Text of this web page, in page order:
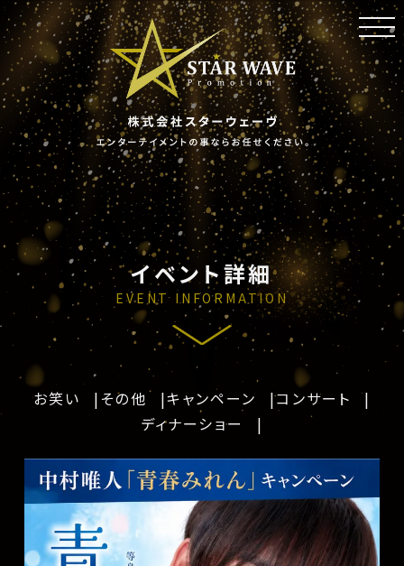
イベント詳細
EVENT INFORMATION
お笑い その他 キャンペーン
コンサート
ディナーショー